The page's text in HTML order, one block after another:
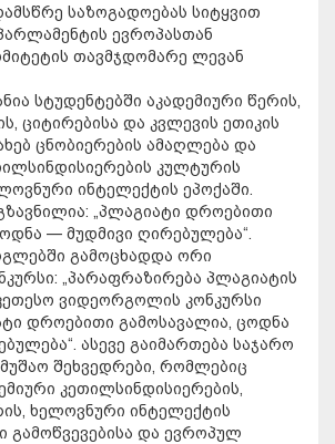
საზოგადოებას სიტყვით
ევროპასთან
თავმჯდომარე ლევან
სტუდენტებში აკადემიური წერის,
ციტირებისა და კვლევის ეთიკის
ცნობიერების ამაღლება და
კულტურის
ინტელექტის ეპოქაში.
„პლაგიატი დროებითი
— მუდმივი ღირებულება“.
გამოცხადდა ორი
„პარაფრაზირება პლაგიატის
ვიდეორგოლის კონკურსი
დროებითი გამოსავალია, ცოდნა
ასევე გაიმართება საჯარო
შეხვედრები, რომლებიც
კეთილსინდისიერების,
ხელოვნური ინტელექტის
გამოწვევებისა და ევროპულ